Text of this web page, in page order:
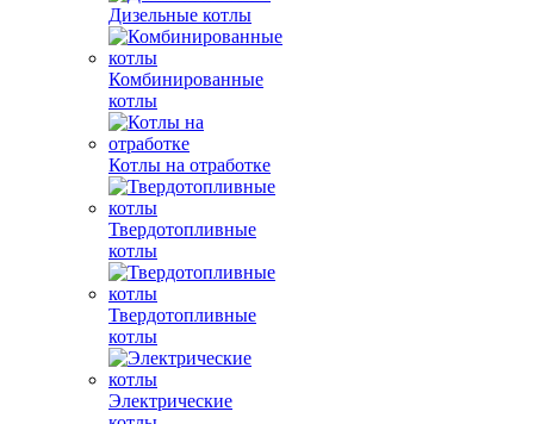
Дизельные котлы
Комбинированные
котлы
Котлы на отработке
Твердотопливные
котлы
Твердотопливные
котлы
Электрические